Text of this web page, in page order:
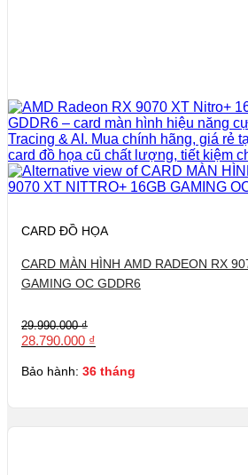
CARD ĐỒ HỌA
CARD MÀN HÌNH AMD RADEON RX
GAMING OC GDDR6
29.990.000₫
Giá
gốc
29.990.000 ₫.
28.790.000 ₫
Giá
hiện
là:
Bảo hành: 36 tháng